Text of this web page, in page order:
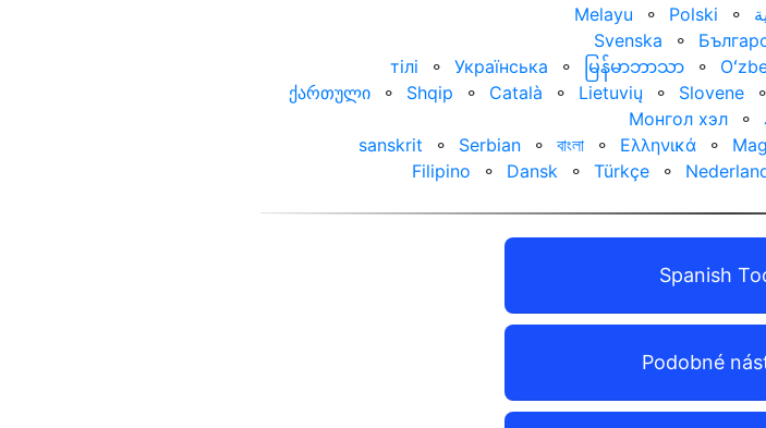
Melayu
⚬ Polski ⚬
Svenska
⚬
тілі
⚬ Українська ⚬ မြန်မာဘာသာ ⚬
ქართული
⚬ Shqip ⚬ Català ⚬ Lietuvių ⚬ Slovene ⚬
Монгол хэл
⚬
sanskrit
⚬ Serbian ⚬ বাংলা ⚬ Ελληνικά ⚬
Filipino
⚬ Dansk ⚬ Türkçe ⚬
Spanish
Podobné